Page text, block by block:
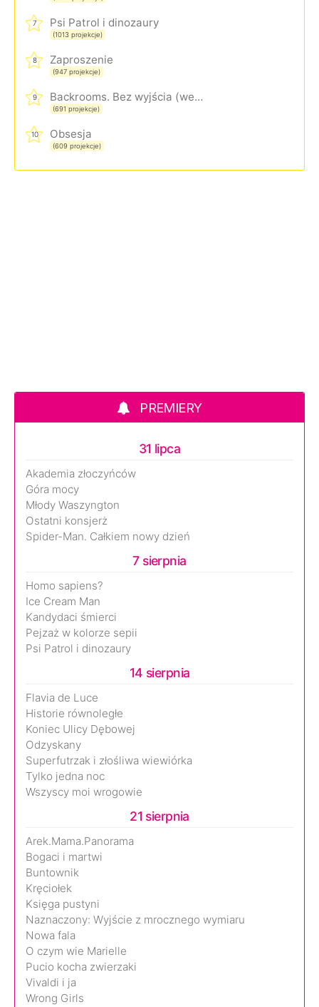
7 Psi Patrol i dinozaury
(1013 projekcje)
8 Zaproszenie
(947 projekcje)
9 Backrooms. Bez wyjścia (wersja rozszerzona)
(691 projekcje)
10 Obsesja
(609 projekcje)
PREMIERY
31 lipca
Akademia złoczyńców
Góra mocy
Młody Waszyngton
Ostatni konsjerż
Spider-Man. Całkiem nowy dzień
7 sierpnia
Homo sapiens?
Ice Cream Man
Kandydaci śmierci
Pejzaż w kolorze sepii
Psi Patrol i dinozaury
14 sierpnia
Flavia de Luce
Historie równoległe
Koniec Ulicy Dębowej
Odzyskany
Superfutrzak i złośliwa wiewiórka
Tylko jedna noc
Wszyscy moi wrogowie
21 sierpnia
Arek.Mama.Panorama
Bogaci i martwi
Buntownik
Kręciołek
Księga pustyni
Naznaczony: Wyjście z mrocznego wymiaru
Nowa fala
O czym wie Marielle
Pucio kocha zwierzaki
Vivaldi i ja
Wrong Girls